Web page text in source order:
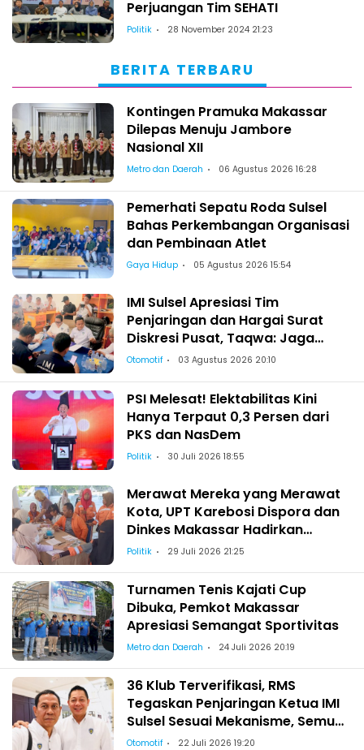
Perjuangan Tim SEHATI
Politik 28 November 2024 21:23
BERITA TERBARU
Kontingen Pramuka Makassar
Dilepas Menuju Jambore
Nasional XII
Metro dan Daerah 06 Agustus 2026 16:28
Pemerhati Sepatu Roda Sulsel
Bahas Perkembangan Organisasi
dan Pembinaan Atlet
Gaya Hidup 05 Agustus 2026 15:54
IMI Sulsel Apresiasi Tim
Penjaringan dan Hargai Surat
Diskresi Pusat, Taqwa: Jaga
Kekeluargaan-Kebersamaan
Otomotif 03 Agustus 2026 20:10
PSI Melesat! Elektabilitas Kini
Hanya Terpaut 0,3 Persen dari
PKS dan NasDem
Politik 30 Juli 2026 18:55
Merawat Mereka yang Merawat
Kota, UPT Karebosi Dispora dan
Dinkes Makassar Hadirkan
Pemeriksaan Kesehatan bagi
Politik 29 Juli 2026 21:25
Turnamen Tenis Kajati Cup
Dibuka, Pemkot Makassar
Apresiasi Semangat Sportivitas
Metro dan Daerah 24 Juli 2026 20:19
36 Klub Terverifikasi, RMS
Tegaskan Penjaringan Ketua IMI
Sulsel Sesuai Mekanisme, Semua
Berhak Maju!
Otomotif 22 Juli 2026 19:20